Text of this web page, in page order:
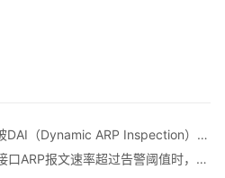
上一篇：ALM-303046947 被DAI（Dynamic ARP Inspection）丢弃的报文数超过告警阈值时，会发出告警
下一篇：ALM-303046949 接口ARP报文速率超过告警阈值时，会发出告警